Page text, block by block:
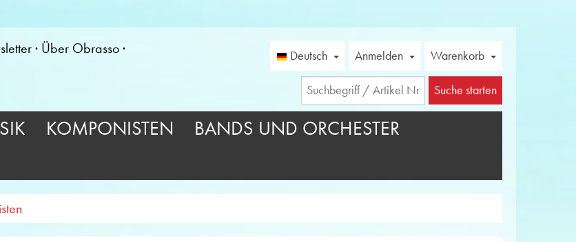
Über Obrasso
Deutsch Anmelden Warenkorb
Suche starten
KOMPONISTEN
BANDS UND ORCHESTER